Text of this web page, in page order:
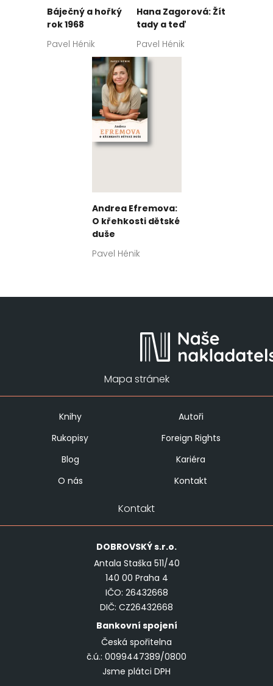
Báječný a hořký
rok 1968
Pavel Hénik
Hana Zagorová: Žít
tady a teď
Pavel Hénik
Andrea Efremova:
O křehkosti dětské
duše
Pavel Hénik
Mapa stránek
Knihy
Autoři
Rukopisy
Foreign Rights
Blog
Kariéra
O nás
Kontakt
Kontakt
DOBROVSKÝs.r.o.
Antala Staška 511/40
140 00 Praha 4
IČO: 26432668
DIČ: CZ26432668
Bankovní spojení
Česká spořitelna
č.ú.: 0099447389/0800
Jsme plátci DPH